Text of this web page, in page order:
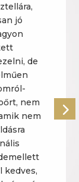
volt🙂